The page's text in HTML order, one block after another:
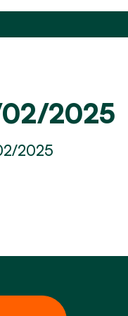
02/2025
2025